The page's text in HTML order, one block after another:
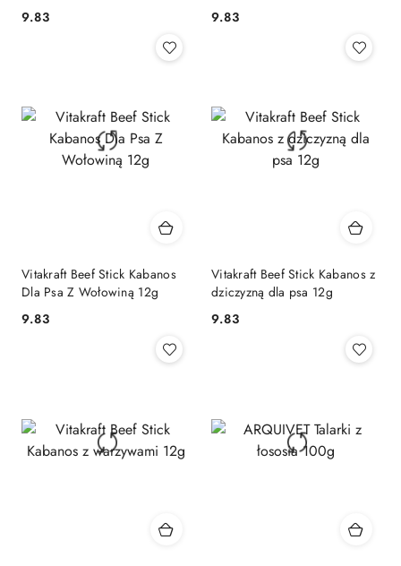
Cena:
9.83 Cena:
9.83
Vitakraft Beef Stick Kabanos
Dla Psa Z Wołowiną 12g
Cena:
9.83
Vitakraft Beef Stick Kabanos z
dziczyzną dla psa 12g
Cena:
9.83